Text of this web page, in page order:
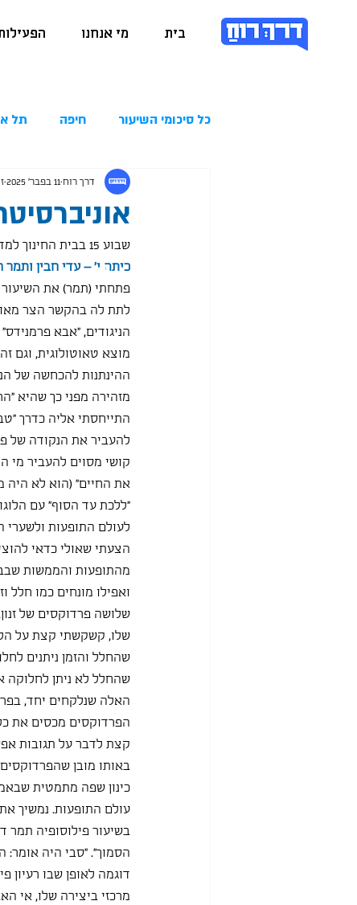
מי אנחנו בית
כל סיכומי השיעור חיפה תל
אוניברסיטת בן
דרך רוח 11 בפבר׳ 2025
שבוע 15 בבית החינוך למדעי הרוח לתלמידי תיכון באוניברסיטת בן גוריון.
כיתה י' – עדי חבין ותמר
פתחתי (תמר) את
לתת לה בהקשר הצר
הניגודים, "אבא
מוצא טאוטולוגית, וגם
ההינתנות להכחשה של
מזהירה מפני כך שהיא
התייחסתי אליה כדרך
להעביר את הנקודה של
קושי מסוים להעביר מי
את החיים" (הוא לא היה
"ללכת עד הסוף" עם
לעולם התופעות ולשערי
הצעתי שאולי כדאי
מהתופעות והממשות
ואפילו מונחים כמו חלל
שלושה פרדוקסים של
שלו, קשקשתי קצת על
שהחלל והזמן ניתנים
שהחלל לא ניתן לחלוקה
האלה שנלקחים יחד,
הפרדוקסים מכסים את
קצת לדבר על תגובות
באותו מובן
כינון שפה מתמטית
עולם התופעות. נמשיך
בשיעור פילוסופיה תמר
הסמוך״. ״סבי היה אומר:
דוגמה לאופן שבו רעיון
מרכזי ביצירה שלו, אי